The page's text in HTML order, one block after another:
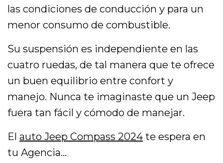
las condiciones de conducción y para un
menor consumo de combustible.
Su suspensión es independiente en las
cuatro ruedas, de tal manera que te ofrece
un buen equilibrio entre confort y
manejo. Nunca te imaginaste que un Jeep
fuera tan fácil y cómodo de manejar.
Elauto Jeep Compass 2024 te espera en
tu Agencia…